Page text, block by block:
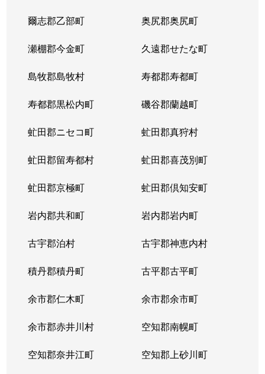
爾志郡乙部町 奥尻郡奥尻町
瀬棚郡今金町 久遠郡せたな町
島牧郡島牧村 寿都郡寿都町
寿都郡黒松内町 磯谷郡蘭越町
虻田郡ニセコ町 虻田郡真狩村
虻田郡留寿都村 虻田郡喜茂別町
虻田郡京極町 虻田郡倶知安町
岩内郡共和町 岩内郡岩内町
古宇郡泊村 古宇郡神恵内村
積丹郡積丹町 古平郡古平町
余市郡仁木町 余市郡余市町
余市郡赤井川村 空知郡南幌町
空知郡奈井江町 空知郡上砂川町